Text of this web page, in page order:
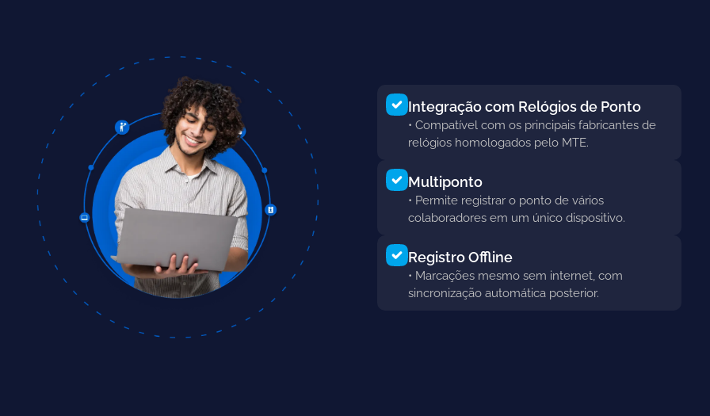
Integração com Relógios de Ponto
• Compatível com os principais fabricantes de
relógios homologados pelo MTE.
Multiponto
• Permite registrar o ponto de vários
colaboradores em um único dispositivo.
Registro Offline
• Marcações mesmo sem internet, com
sincronização automática posterior.